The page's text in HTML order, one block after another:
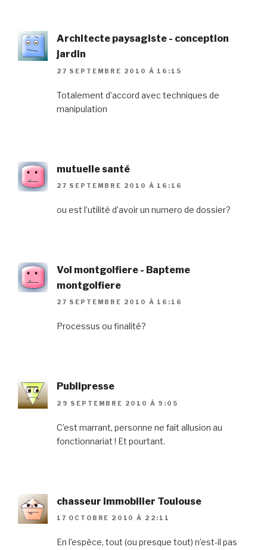
Architecte paysagiste - conception
jardin
27 SEPTEMBRE 2010 À 16:15
Totalement d’accord avec techniques de
manipulation
mutuelle santé
27 SEPTEMBRE 2010 À 16:16
ou est l’utilité d’avoir un numero de dossier?
Vol montgolfiere - Bapteme
montgolfiere
27 SEPTEMBRE 2010 À 16:16
Processus ou finalité?
Publipresse
29 SEPTEMBRE 2010 À 9:05
C’est marrant, personne ne fait allusion au
fonctionnariat ! Et pourtant.
chasseur immobilier Toulouse
17 OCTOBRE 2010 À 22:11
En l’espèce, tout (ou presque tout) n’est-il pas